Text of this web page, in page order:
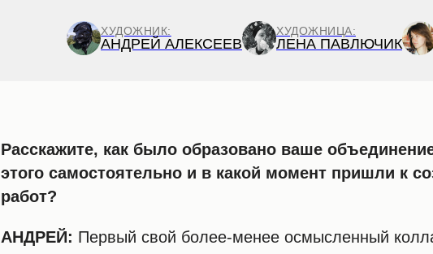
ХУДОЖНИК:
АНДРЕЙ АЛЕКСЕЕВ
ХУДОЖНИЦА:
ЛЕНА ПАВЛЮЧИК
Расскажите, как было образовано ваше
этого самостоятельно и в какой момент пришли к
работ?
АНДРЕЙ: Первый свой более-менее осмысленный